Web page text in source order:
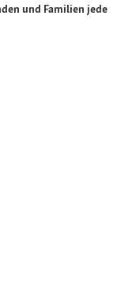
und Familien jede